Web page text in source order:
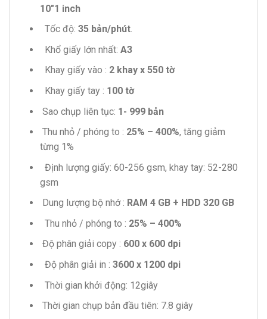
10″1 inch
Tốc độ: 35 bản/phút.
Khổ giấy lớn nhất: A3
Khay giấy vào : 2 khay x 550 tờ
Khay giấy tay : 100 tờ
Sao chụp liên tục: 1- 999 bản
Thu nhỏ / phóng to : 25% – 400%, tăng giảm
từng 1%
Định lượng giấy: 60-256 gsm, khay tay: 52-280
gsm
Dung lượng bộ nhớ : RAM 4 GB + HDD 320 GB
Thu nhỏ / phóng to : 25% – 400%
Độ phân giải copy : 600 x 600 dpi
Độ phân giải in : 3600 x 1200 dpi
Thời gian khởi động: 12giây
Thời gian chụp bản đầu tiên: 7.8 giây